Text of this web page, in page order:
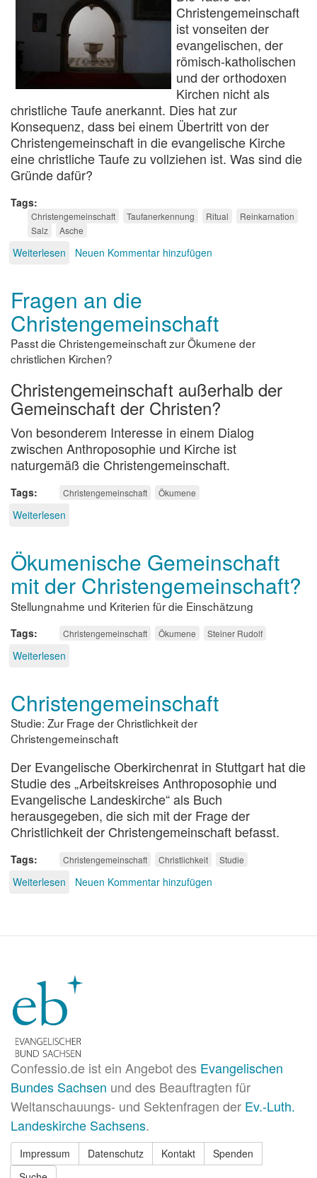
Christengemeinschaft
ist vonseiten der
evangelischen, der
römisch-katholischen
und der orthodoxen
Kirchen nicht als
christliche Taufe anerkannt. Dies hat zur
Konsequenz, dass bei einem Übertritt von der
Christengemeinschaft in die evangelische Kirche
eine christliche Taufe zu vollziehen ist. Was sind die
Gründe dafür?
Tags
Christengemeinschaft Taufanerkennung Ritual
Reinkarnation
Salz
Asche
Weiterlesen über
Asche
Neuen Kommentar hinzufügen
Fragen an die
Christengemeinschaft
Passt die Christengemeinschaft zur Ökumene der
christlichen Kirchen?
Christengemeinschaft außerhalb der
Gemeinschaft der Christen?
Von besonderem Interesse in einem Dialog
zwischen Anthroposophie und Kirche ist
naturgemäß die Christengemeinschaft.
Tags Christengemeinschaft Ökumene
Weiterlesen
Christengemeinschaft
Ökumenische Gemeinschaft
mit der Christengemeinschaft?
Stellungnahme und Kriterien für die Einschätzung
Tags Christengemeinschaft Ökumene Steiner Rudolf
Weiterlesen
der
Christengemeinschaft?
Christengemeinschaft
Studie: Zur Frage der Christlichkeit der
Christengemeinschaft
Der Evangelische Oberkirchenrat in Stuttgart hat die
Studie des „Arbeitskreises Anthroposophie und
Evangelische Landeskirche“ als Buch
herausgegeben, die sich mit der Frage der
Christlichkeit der Christengemeinschaft befasst.
Tags Christengemeinschaft Christlichkeit Studie
Weiterlesen über
Neuen Kommentar hinzufügen
Confessio.de ist ein Angebot des Evangelischen
Bundes Sachsen und des Beauftragten für
Weltanschauungs- und Sektenfragen der Ev.-Luth.
Landeskirche Sachsens.
Impressum Datenschutz Kontakt
Spenden